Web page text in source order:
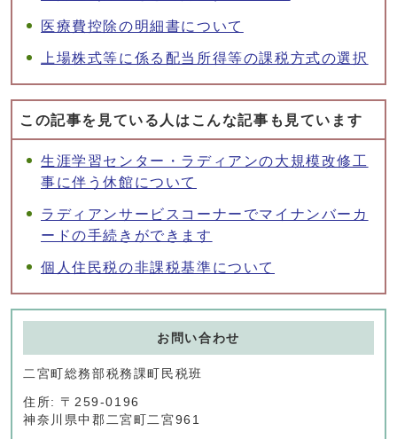
医療費控除の明細書について
上場株式等に係る配当所得等の課税方式の選択
この記事を見ている人はこんな記事も見ています
生涯学習センター・ラディアンの大規模改修工
事に伴う休館について
ラディアンサービスコーナーでマイナンバーカ
ードの手続きができます
個人住民税の非課税基準について
お問い合わせ
二宮町総務部税務課町民税班
住所: 〒259-0196
神奈川県中郡二宮町二宮961